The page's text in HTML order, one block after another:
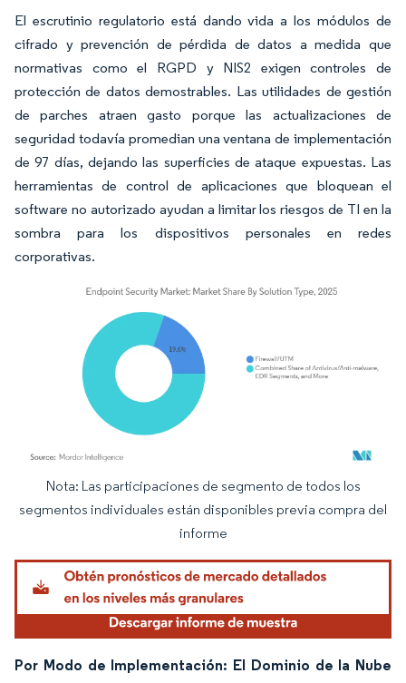
El escrutinio regulatorio está dando vida a los módulos de
cifrado y prevención de pérdida de datos a medida que
normativas como el RGPD y NIS2 exigen controles de
protección de datos demostrables. Las utilidades de gestión
de parches atraen gasto porque las actualizaciones de
seguridad todavía promedian una ventana de implementación
de 97 días, dejando las superficies de ataque expuestas. Las
herramientas de control de aplicaciones que bloquean el
software no autorizado ayudan a limitar los riesgos de TI en la
sombra para los dispositivos personales en redes
corporativas.
Imagen © Mordor Intelligence. El uso requiere atribución según CC BY 4.0.
Nota: Las participaciones de segmento de todos los
segmentos individuales están disponibles previa compra del
informe
Por Modo de Implementación: El Dominio de la Nube